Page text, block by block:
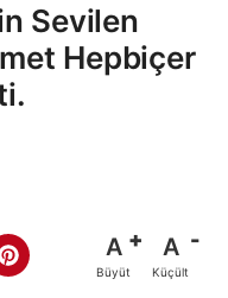
Sevilen
Hepbiçer
A
Büyüt
A
Küçült